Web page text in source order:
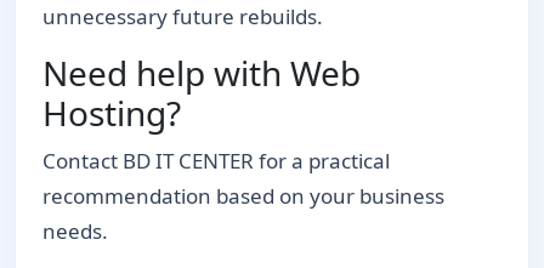
unnecessary future rebuilds.
Need help with Web
Hosting?
Contact BD IT CENTER for a practical
recommendation based on your business
needs.